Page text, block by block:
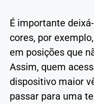
É importante
cores, por
em posições que
Assim, quem
dispositivo maior
passar para uma